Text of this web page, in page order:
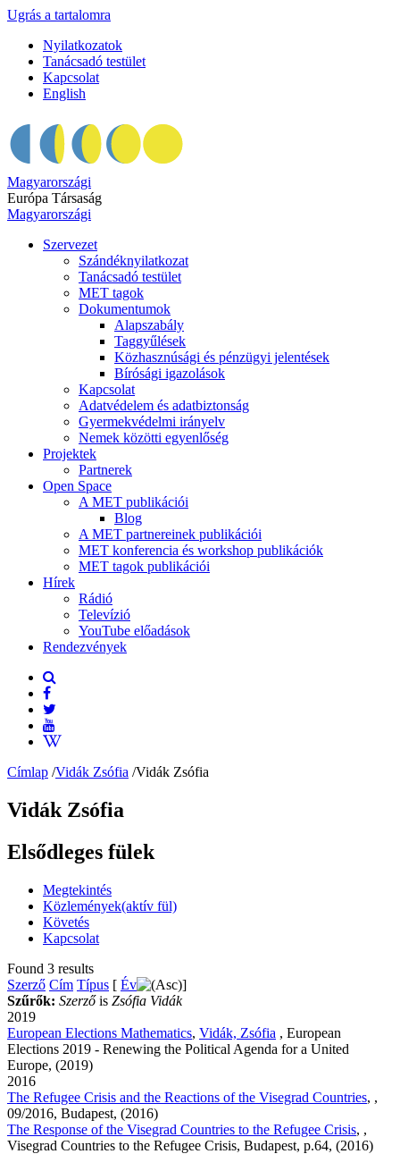
Ugrás a tartalomra
Nyilatkozatok
Tanácsadó testület
Kapcsolat
English
Magyarországi
Európa Társaság
Magyarországi
Szervezet
Szándéknyilatkozat
Tanácsadó testület
MET tagok
Dokumentumok
Alapszabály
Taggyűlések
Közhasznúsági és pénzügyi jelentések
Bírósági igazolások
Kapcsolat
Adatvédelem és adatbiztonság
Gyermekvédelmi irányelv
Nemek közötti egyenlőség
Projektek
Partnerek
Open Space
A MET publikációi
Blog
A MET partnereinek publikációi
MET konferencia és workshop publikációk
MET tagok publikációi
Hírek
Rádió
Televízió
YouTube előadások
Rendezvények
Címlap /Vidák Zsófia /Vidák Zsófia
Vidák Zsófia
Elsődleges fülek
Megtekintés
Közlemények(aktív fül)
Követés
Kapcsolat
Found 3 results
Szerző Cím Típus [ Év
]
Szűrők: Szerzőis Zsófia Vidák
2019
European Elections Mathematics, Vidák, Zsófia , European
Elections 2019 - Renewing the Political Agenda for a United
Europe, (2019)
2016
The Refugee Crisis and the Reactions of the Visegrad Countries, ,
09/2016, Budapest, (2016)
The Response of the Visegrad Countries to the Refugee Crisis, ,
Visegrad Countries to the Refugee Crisis, Budapest, p.64, (2016)